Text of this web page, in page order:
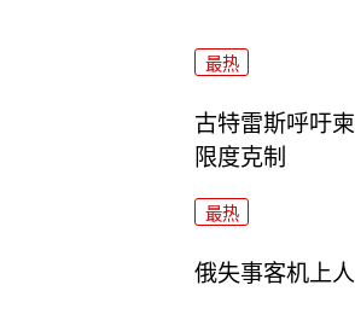
最热
古特雷斯呼吁
限度克制
最热
俄失事客机上